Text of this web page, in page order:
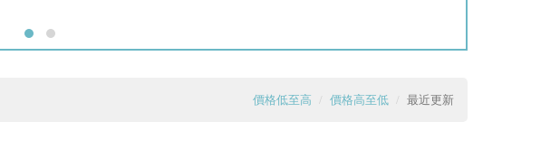
價格低至高 價格高至低 最近更新